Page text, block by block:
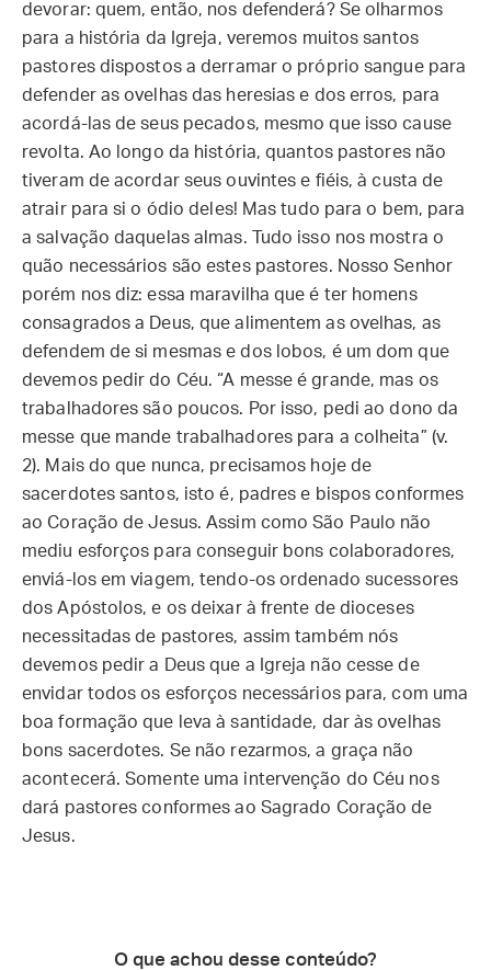
devorar: quem, então, nos defenderá? Se olharmos
para a história da Igreja, veremos muitos santos
pastores dispostos a derramar o próprio sangue para
defender as ovelhas das heresias e dos erros, para
acordá-las de seus pecados, mesmo que isso cause
revolta. Ao longo da história, quantos pastores não
tiveram de acordar seus ouvintes e fiéis, à custa de
atrair para si o ódio deles! Mas tudo para o bem, para
a salvação daquelas almas. Tudo isso nos mostra o
quão necessários são estes pastores. Nosso Senhor
porém nos diz: essa maravilha que é ter homens
consagrados a Deus, que alimentem as ovelhas, as
defendem de si mesmas e dos lobos, é um dom que
devemos pedir do Céu. “A messe é grande, mas os
trabalhadores são poucos. Por isso, pedi ao dono da
messe que mande trabalhadores para a colheita” (v.
2). Mais do que nunca, precisamos hoje de
sacerdotes santos, isto é, padres e bispos conformes
ao Coração de Jesus. Assim como São Paulo não
mediu esforços para conseguir bons colaboradores,
enviá-los em viagem, tendo-os ordenado sucessores
dos Apóstolos, e os deixar à frente de dioceses
necessitadas de pastores, assim também nós
devemos pedir a Deus que a Igreja não cesse de
envidar todos os esforços necessários para, com uma
boa formação que leva à santidade, dar às ovelhas
bons sacerdotes. Se não rezarmos, a graça não
acontecerá. Somente uma intervenção do Céu nos
dará pastores conformes ao Sagrado Coração de
Jesus.
O que achou desse conteúdo?